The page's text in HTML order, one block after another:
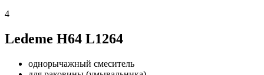
4
Ledeme H64 L1264
однорычажный смеситель